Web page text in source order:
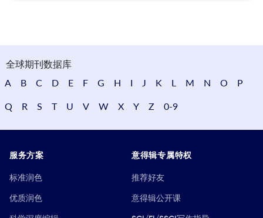
全球期刊数据库
A
B C D E F G H I J K L M N O P
Q R S T U V W X Y Z 0-9